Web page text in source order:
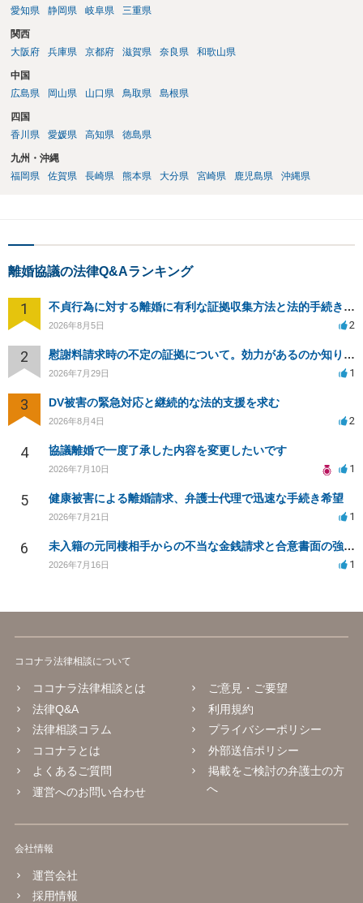
愛知県
静岡県 岐阜県 三重県
関西
大阪府
兵庫県 京都府 滋賀県 奈良県 和歌山県
中国
広島県
岡山県 山口県 鳥取県 島根県
四国
香川県
愛媛県 高知県 徳島県
九州・沖縄
福岡県
佐賀県 長崎県 熊本県 大分県 宮崎県 鹿児島県 沖縄県
離婚協議の法律Q&Aランキング
1 不貞行為に対する離婚に有利な証拠収集方法と法的手続きについて
2026年8月5日 2
2 慰謝料請求時の不定の証拠について。効力があるのか知りたい。
2026年7月29日 1
3 DV被害の緊急対応と継続的な法的支援を求む
2026年8月4日 2
4 協議離婚で一度了承した内容を変更したいです
2026年7月10日 1
5 健康被害による離婚請求、弁護士代理で迅速な手続き希望
2026年7月21日 1
6 未入籍の元同棲相手からの不当な金銭請求と合意書面の強要について
2026年7月16日 1
ココナラ法律相談について
ココナラ法律相談とは
法律Q&A
法律相談コラム
ココナラとは
よくあるご質問
運営へのお問い合わせ
ご意見・ご要望
利用規約
プライバシーポリシー
外部送信ポリシー
掲載をご検討の弁護士の方
へ
会社情報
運営会社
採用情報